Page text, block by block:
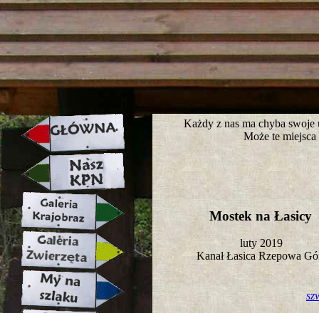
strona w naprawie zapraszamy
Każdy z nas ma chyba
Może te
Mostek na Łasicy
luty 2019
Kanał Łasica Rzepowa